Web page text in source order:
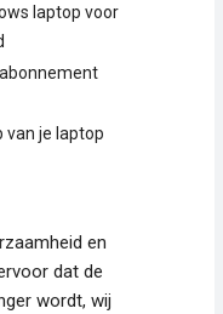
laptop voor
van je laptop
en
dat de
wordt, wij